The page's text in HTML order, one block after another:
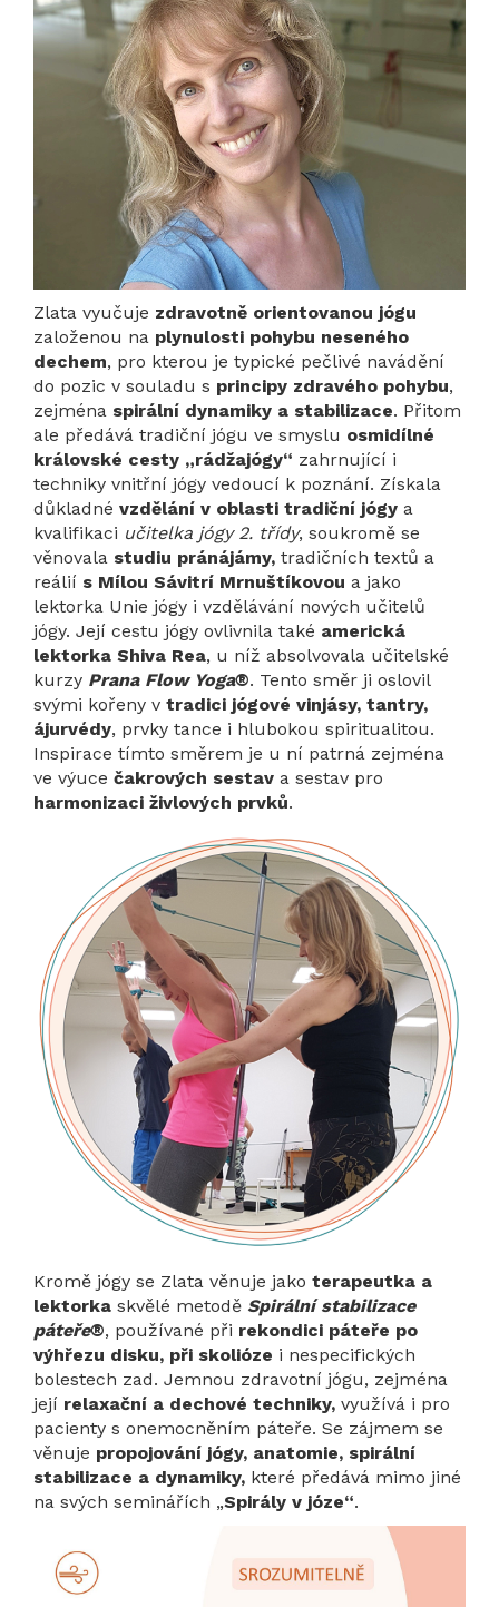
Zlata vyučuje zdravotně orientovanou jógu
založenou na plynulosti pohybu neseného
dechem, pro kterou je typické pečlivé navádění
do pozic v souladu s principy zdravého pohybu,
zejména spirální dynamiky a stabilizace. Přitom
ale předává tradiční jógu ve smyslu osmidílné
královské cesty „rádžajógy“ zahrnující i
techniky vnitřní jógy vedoucí k poznání. Získala
důkladné vzdělání v oblasti tradiční jógy a
kvalifikaci učitelka jógy 2. třídy, soukromě se
věnovala studiu pránájámy, tradičních textů a
reálií s Mílou Sávitrí Mrnuštíkovou a jako
lektorka Unie jógy i vzdělávání nových učitelů
jógy. Její cestu jógy ovlivnila také americká
lektorka Shiva Rea, u níž absolvovala učitelské
kurzy Prana Flow Yoga®. Tento směr ji oslovil
svými kořeny v tradici jógové vinjásy, tantry,
ájurvédy, prvky tance i hlubokou spiritualitou.
Inspirace tímto směrem je u ní patrná zejména
ve výuce čakrových sestav a sestav pro
harmonizaci živlových prvků.
Kromě jógy se Zlata věnuje jako terapeutka a
lektorka skvělé metodě Spirální stabilizace
páteře®, používané při rekondici páteře po
výhřezu disku, při skolióze i nespecifických
bolestech zad. Jemnou zdravotní jógu, zejména
její relaxační a dechové techniky, využívá i pro
pacienty s onemocněním páteře. Se zájmem se
věnuje propojování jógy, anatomie, spirální
stabilizace a dynamiky, které předává mimo jiné
na svých seminářích „Spirály v józe“.